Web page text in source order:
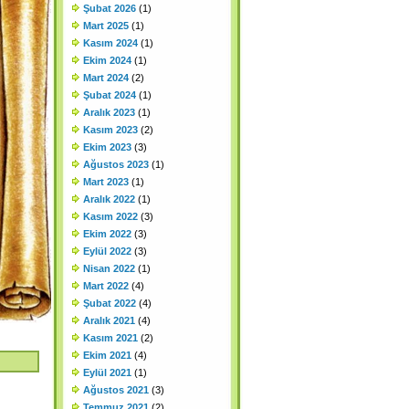
Şubat 2026 (1)
Mart 2025 (1)
Kasım 2024 (1)
Ekim 2024 (1)
Mart 2024 (2)
Şubat 2024 (1)
Aralık 2023 (1)
Kasım 2023 (2)
Ekim 2023 (3)
Ağustos 2023 (1)
Mart 2023 (1)
Aralık 2022 (1)
Kasım 2022 (3)
Ekim 2022 (3)
Eylül 2022 (3)
Nisan 2022 (1)
Mart 2022 (4)
Şubat 2022 (4)
Aralık 2021 (4)
Kasım 2021 (2)
Ekim 2021 (4)
Eylül 2021 (1)
Ağustos 2021 (3)